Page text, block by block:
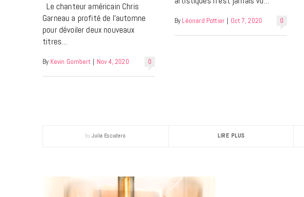
Le chanteur américain Chris
Garneau a profité de l’automne
pour dévoiler deux nouveaux
titres…
0
By Kevin Gombert | Nov 4, 2020
0
By Léonard Pottier | Oct 7, 2020
byJulia Escudero LIRE PLUS